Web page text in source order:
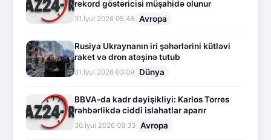
rekord göstəricisi müşahidə olunur
31.İyul.2026 05:46 Avropa
Rusiya Ukraynanın iri şəhərlərini kütləvi
raket və dron atəşinə tutub
31.İyul.2026 03:09 Dünya
BBVA-da kadr dəyişikliyi: Karlos Torres
rəhbərlikdə ciddi islahatlar aparır
30.İyul.2026 09:33 Avropa